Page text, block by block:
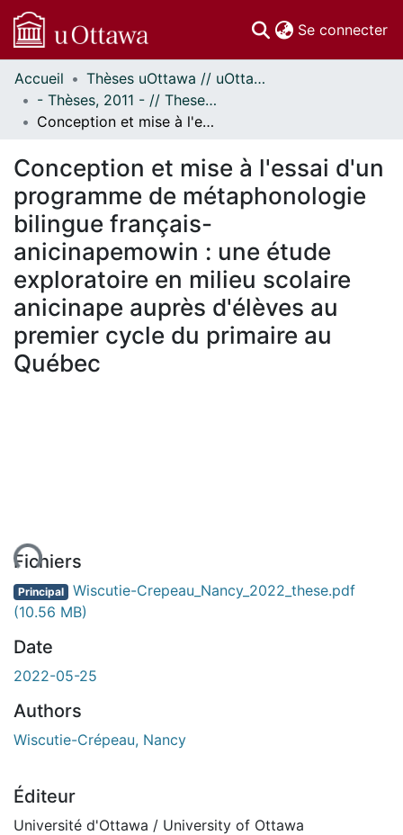
Se connecter
Communautés
et collections
Parcourir
À propos
Accueil
Thèses uOttawa // uOttawa Theses
- Thèses, 2011 - // Theses, 2011 -
Conception et mise à l'essai d'un programme de métaphonologie bilingue français-anicinapemowin : une étude exploratoire en milieu scolaire anicinape auprès d'élèves au premier cycle du primaire au Québec
Conception et mise à l'essai d'un
programme de métaphonologie
bilingue français-
anicinapemowin : une étude
exploratoire en milieu scolaire
anicinape auprès d'élèves au
premier cycle du primaire au
Québec
Fichiers
Principal Wiscutie-Crepeau_Nancy_2022_these.pdf
(10.56 MB)
Date
2022-05-25
Authors
Wiscutie-Crépeau, Nancy
Éditeur
Université d'Ottawa / University of Ottawa